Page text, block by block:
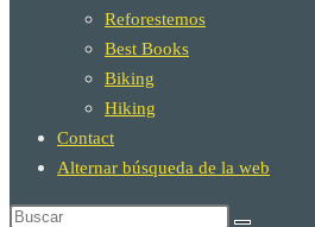
Reforestemos
Best Books
Biking
Hiking
Contact
Alternar búsqueda de la web